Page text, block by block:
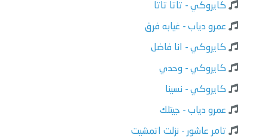
كايروكي - تاتا تاتا
عمرو دياب - غيابه فرق
كايروكي - انا فاضل
كايروكي - وحدي
كايروكي - نسينا
عمرو دياب - جيتلك
تامر عاشور - نزلت اتمشيت